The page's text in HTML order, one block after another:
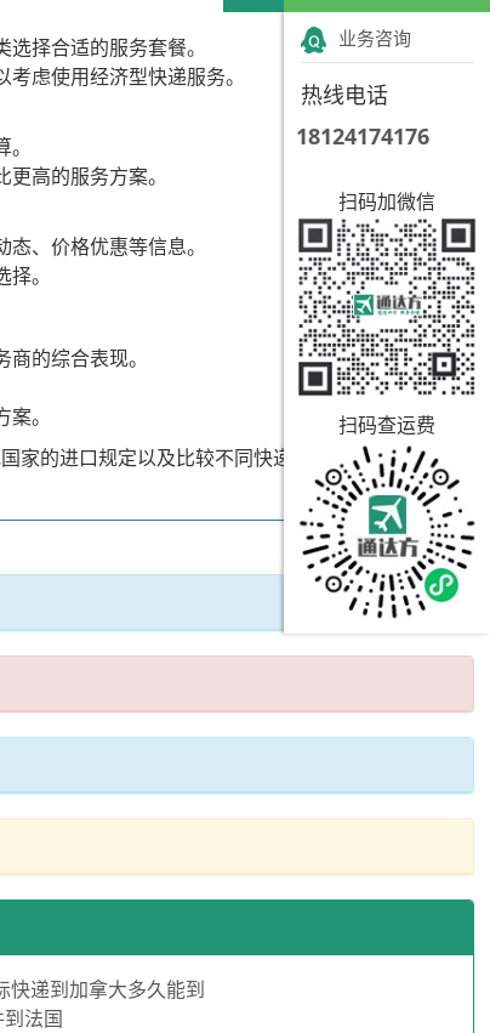
择合适的服务套餐。
虑使用经济型快递服务。
高的服务方案。
、价格优惠等信息。
。
的综合表现。
。
家的进口规定以及比较不同快递服务商的价格和服
快递到加拿大多久能到
法国
业务咨询
热线电话
18124174176
扫码加微信
扫码查运费